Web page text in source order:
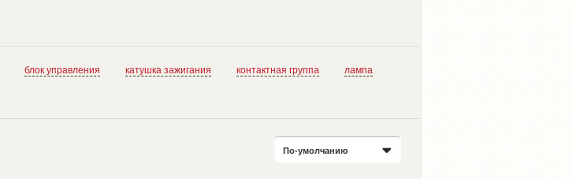
блок управления катушка зажигания контактная группа лампа
По-умолчанию